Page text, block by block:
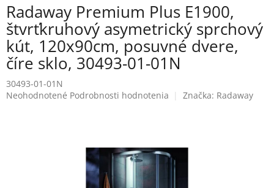
Radaway Premium Plus E1900,
štvrťkruhový asymetrický sprchový
kút, 120x90cm, posuvné dvere,
číre sklo, 30493-01-01N
30493-01-01N
Priemerné
Neohodnotené Podrobnosti hodnotenia Značka: Radaway